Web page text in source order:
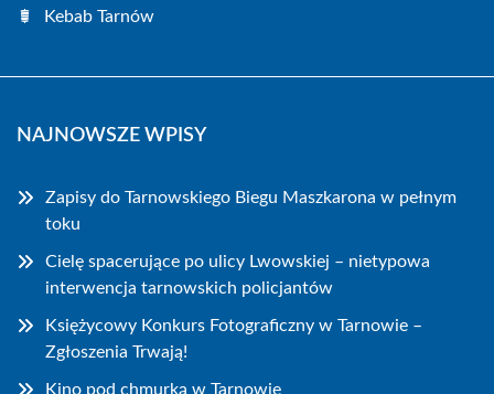
Kebab Tarnów
NAJNOWSZE WPISY
Zapisy do Tarnowskiego Biegu Maszkarona w pełnym
toku
Cielę spacerujące po ulicy Lwowskiej – nietypowa
interwencja tarnowskich policjantów
Księżycowy Konkurs Fotograficzny w Tarnowie –
Zgłoszenia Trwają!
Kino pod chmurką w Tarnowie